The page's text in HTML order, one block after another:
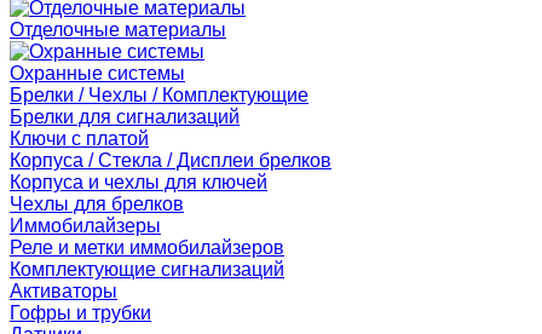
Отделочные материалы
Охранные системы
Брелки / Чехлы / Комплектующие
Брелки для сигнализаций
Ключи с платой
Корпуса / Стекла / Дисплеи брелков
Корпуса и чехлы для ключей
Чехлы для брелков
Иммобилайзеры
Реле и метки иммобилайзеров
Комплектующие сигнализаций
Активаторы
Гофры и трубки